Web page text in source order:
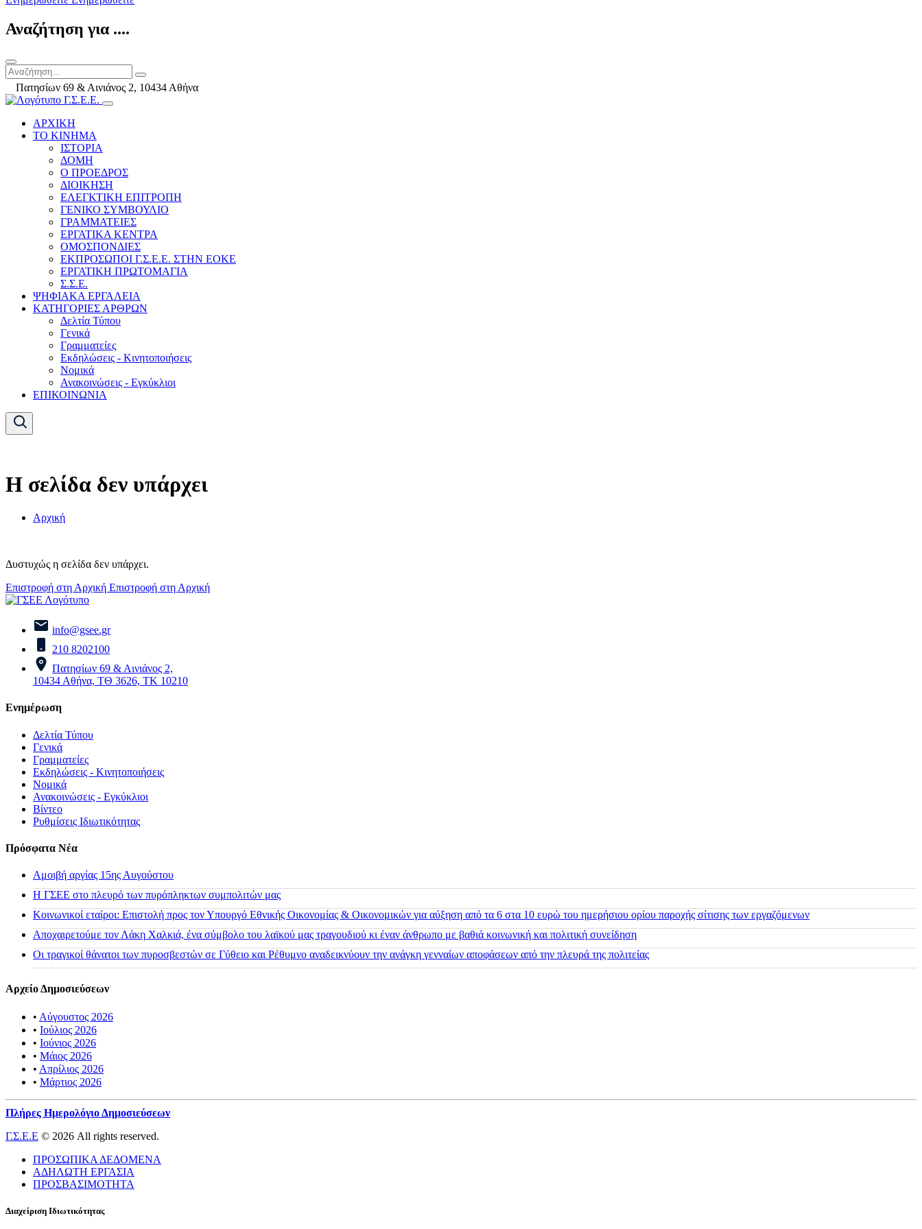
Αναζήτηση για ....
Πατησίων 69 & Αινιάνος 2, 10434 Αθήνα
ΑΡΧΙΚΗ
ΤΟ ΚΙΝΗΜΑ
ΙΣΤΟΡΙΑ
ΔΟΜΗ
Ο ΠΡΟΕΔΡΟΣ
ΔΙΟΙΚΗΣΗ
ΕΛΕΓΚΤΙΚΗ ΕΠΙΤΡΟΠΗ
ΓΕΝΙΚΟ ΣΥΜΒΟΥΛΙΟ
ΓΡΑΜΜΑΤΕΙΕΣ
ΕΡΓΑΤΙΚΑ ΚΕΝΤΡΑ
ΟΜΟΣΠΟΝΔΙΕΣ
ΕΚΠΡΟΣΩΠΟΙ Γ.Σ.Ε.Ε. ΣΤΗΝ ΕΟΚΕ
ΕΡΓΑΤΙΚΗ ΠΡΩΤΟΜΑΓΙΑ
Σ.Σ.Ε.
ΨΗΦΙΑΚΑ ΕΡΓΑΛΕΙΑ
ΚΑΤΗΓΟΡΙΕΣ ΑΡΘΡΩΝ
Δελτία Τύπου
Γενικά
Γραμματείες
Εκδηλώσεις - Κινητοποιήσεις
Νομικά
Ανακοινώσεις - Εγκύκλιοι
ΕΠΙΚΟΙΝΩΝΙΑ
Η σελίδα δεν υπάρχει
Αρχική
Δυστυχώς η σελίδα δεν υπάρχει.
Επιστροφή στη Αρχική Επιστροφή στη Αρχική
info@gsee.gr
210 8202100
Πατησίων 69 & Αινιάνος 2,
10434 Αθήνα, ΤΘ 3626, ΤΚ 10210
Ενημέρωση
Δελτία Τύπου
Γενικά
Γραμματείες
Εκδηλώσεις - Κινητοποιήσεις
Νομικά
Ανακοινώσεις - Εγκύκλιοι
Βίντεο
Ρυθμίσεις Ιδιωτικότητας
Πρόσφατα Νέα
Αμοιβή αργίας 15ης Αυγούστου
H ΓΣΕΕ στο πλευρό των πυρόπληκτων συμπολιτών μας
Κοινωνικοί εταίροι: Επιστολή προς τον Υπουργό Εθνικής Οικονομίας & Οικονομικών για αύξηση από τα 6 στα 10 ευρώ του ημερήσιου ορίου παροχής σίτισης των εργαζόμενων
Αποχαιρετούμε τον Λάκη Χαλκιά, ένα σύμβολο του λαϊκού μας τραγουδιού κι έναν άνθρωπο με βαθιά κοινωνική και πολιτική συνείδηση
Οι τραγικοί θάνατοι των πυροσβεστών σε Γύθειο και Ρέθυμνο αναδεικνύουν την ανάγκη γενναίων αποφάσεων από την πλευρά της πολιτείας
Αρχείο Δημοσιεύσεων
• Αύγουστος 2026
• Ιούλιος 2026
• Ιούνιος 2026
• Μάιος 2026
• Απρίλιος 2026
• Μάρτιος 2026
Πλήρες Ημερολόγιο Δημοσιεύσεων
Γ.Σ.Ε.Ε © 2026 All rights reserved.
ΠΡΟΣΩΠΙΚΑ ΔΕΔΟΜΕΝΑ
ΑΔΗΛΩΤΗ ΕΡΓΑΣΙΑ
ΠΡΟΣΒΑΣΙΜΟΤΗΤΑ
Διαχείριση Ιδιωτικότητας